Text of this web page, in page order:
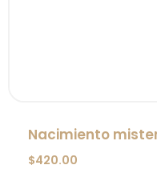
Nacimiento
$420.00